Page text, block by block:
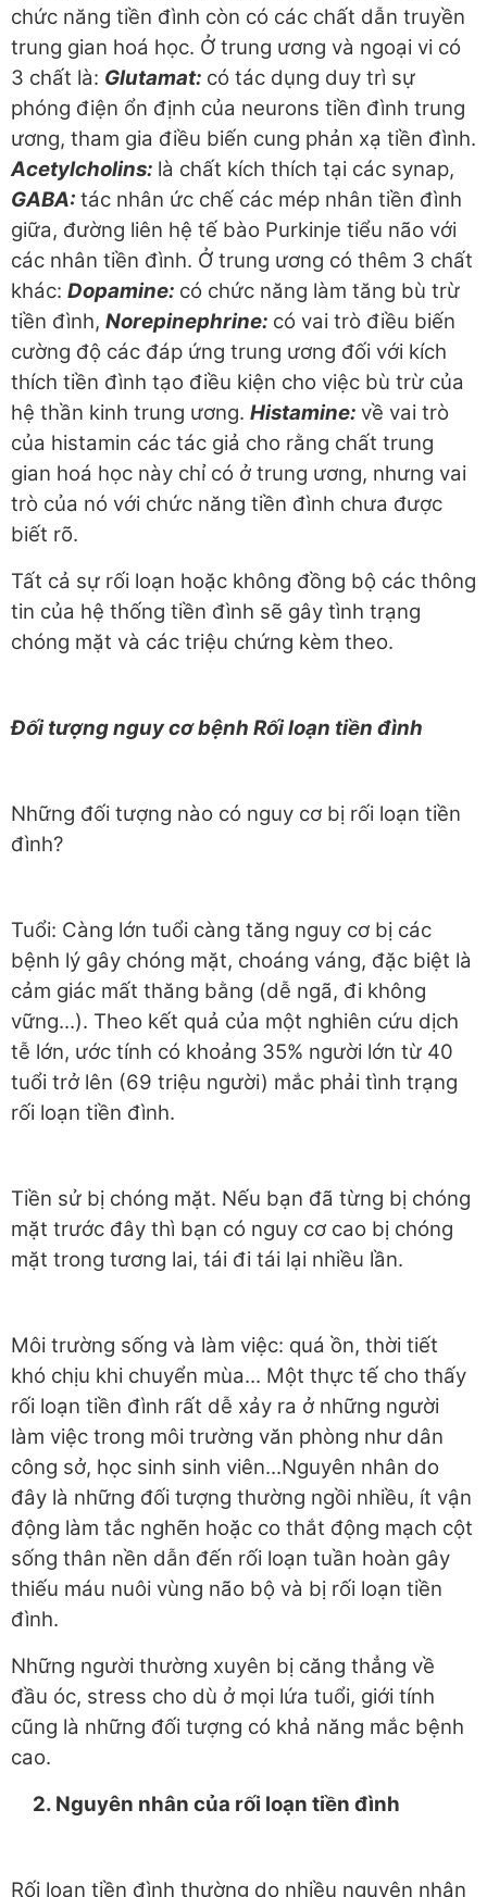
chức năng tiền đình còn có các chất dẫn truyền
trung gian hoá học. Ở trung ương và ngoại vi có
3 chất là: Glutamat: có tác dụng duy trì sự
phóng điện ổn định của neurons tiền đình trung
ương, tham gia điều biến cung phản xạ tiền đình.
Acetylcholins: là chất kích thích tại các synap,
GABA: tác nhân ức chế các mép nhân tiền đình
giữa, đường liên hệ tế bào Purkinje tiểu não với
các nhân tiền đình. Ở trung ương có thêm 3 chất
khác: Dopamine: có chức năng làm tăng bù trừ
tiền đình, Norepinephrine: có vai trò điều biến
cường độ các đáp ứng trung ương đối với kích
thích tiền đình tạo điều kiện cho việc bù trừ của
hệ thần kinh trung ương. Histamine: về vai trò
của histamin các tác giả cho rằng chất trung
gian hoá học này chỉ có ở trung ương, nhưng vai
trò của nó với chức năng tiền đình chưa được
biết rõ.
Tất cả sự rối loạn hoặc không đồng bộ các thông
tin của hệ thống tiền đình sẽ gây tình trạng
chóng mặt và các triệu chứng kèm theo.
Đối tượng nguy cơ bệnh Rối loạn tiền đình
Những đối tượng nào có nguy cơ bị rối loạn tiền
đình?
Tuổi: Càng lớn tuổi càng tăng nguy cơ bị các
bệnh lý gây chóng mặt, choáng váng, đặc biệt là
cảm giác mất thăng bằng (dễ ngã, đi không
vững...). Theo kết quả của một nghiên cứu dịch
tễ lớn, ước tính có khoảng 35% người lớn từ 40
tuổi trở lên (69 triệu người) mắc phải tình trạng
rối loạn tiền đình.
Tiền sử bị chóng mặt. Nếu bạn đã từng bị chóng
mặt trước đây thì bạn có nguy cơ cao bị chóng
mặt trong tương lai, tái đi tái lại nhiều lần.
Môi trường sống và làm việc: quá ồn, thời tiết
khó chịu khi chuyển mùa... Một thực tế cho thấy
rối loạn tiền đình rất dễ xảy ra ở những người
làm việc trong môi trường văn phòng như dân
công sở, học sinh sinh viên...Nguyên nhân do
đây là những đối tượng thường ngồi nhiều, ít vận
động làm tắc nghẽn hoặc co thắt động mạch cột
sống thân nền dẫn đến rối loạn tuần hoàn gây
thiếu máu nuôi vùng não bộ và bị rối loạn tiền
đình.
Những người thường xuyên bị căng thẳng về
đầu óc, stress cho dù ở mọi lứa tuổi, giới tính
cũng là những đối tượng có khả năng mắc bệnh
cao.
2. Nguyên nhân của rối loạn tiền đình
Rối loạn tiền đình thường do nhiều nguyên nhân